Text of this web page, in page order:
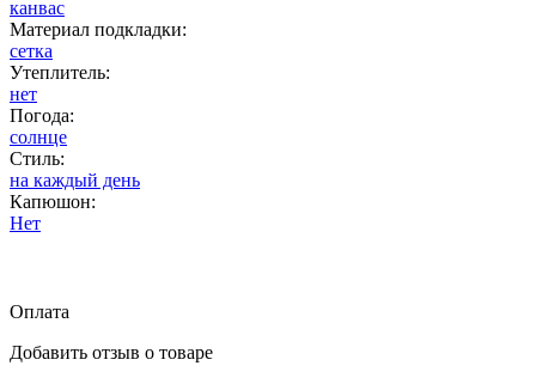
канвас
Материал подкладки:
сетка
Утеплитель:
нет
Погода:
солнце
Стиль:
на каждый день
Капюшон:
Нет
Оплата
Добавить отзыв о товаре